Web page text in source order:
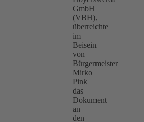
GmbH
(VBH),
überreichte
im
Beisein
von
Bürgermeister
Mirko
Pink
das
Dokument
an
den